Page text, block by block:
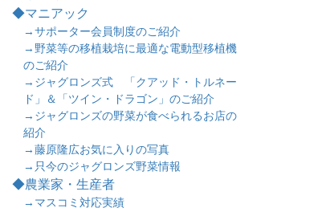
◆マニアック
→サポーター会員制度のご紹介
→野菜等の移植栽培に最適な電動型移植機
のご紹介
→ジャグロンズ式 「クアッド・トルネー
ド」＆「ツイン・ドラゴン」のご紹介
→ジャグロンズの野菜が食べられるお店の
紹介
→藤原隆広お気に入りの写真
→只今のジャグロンズ野菜情報
◆農業家・生産者
→マスコミ対応実績